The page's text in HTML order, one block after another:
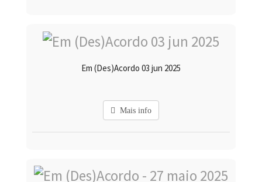
Em (Des)Acordo 03 jun 2025
Mais info